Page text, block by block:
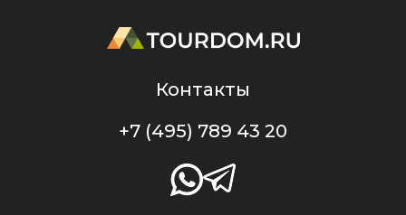
Контакты
+7 (495) 789 43 20